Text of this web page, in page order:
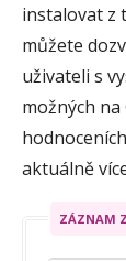
instalovat z
můžete
uživateli s
možných na
aktuálně
ZÁZNAM